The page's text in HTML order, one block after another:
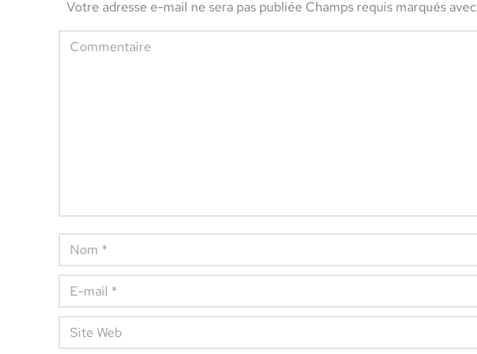
Votre adresse e-mail ne sera pas publiée Champs requis marqués avec
Commentaire
Nom *
E-mail *
Site Web